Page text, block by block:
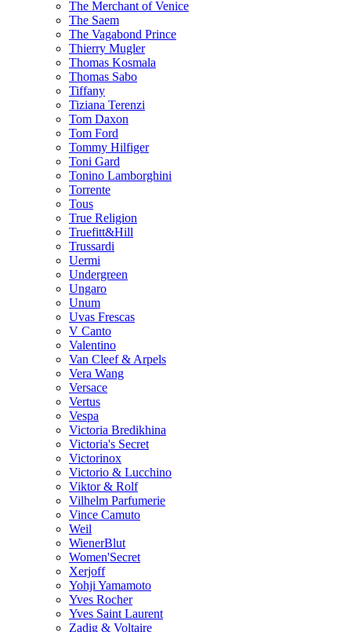
The Merchant of Venice
The Saem
The Vagabond Prince
Thierry Mugler
Thomas Kosmala
Thomas Sabo
Tiffany
Tiziana Terenzi
Tom Daxon
Tom Ford
Tommy Hilfiger
Toni Gard
Tonino Lamborghini
Torrente
Tous
True Religion
Truefitt&Hill
Trussardi
Uermi
Undergreen
Ungaro
Unum
Uvas Frescas
V Canto
Valentino
Van Cleef & Arpels
Vera Wang
Versace
Vertus
Vespa
Victoria Bredikhina
Victoria's Secret
Victorinox
Victorio & Lucchino
Viktor & Rolf
Vilhelm Parfumerie
Vince Camuto
Weil
WienerBlut
Women'Secret
Xerjoff
Yohji Yamamoto
Yves Rocher
Yves Saint Laurent
Zadig & Voltaire